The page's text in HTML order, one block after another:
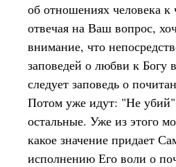
об отношениях человека к
отвечая на Ваш вопрос,
внимание, что
заповедей о любви к Богу
следует заповедь о
Потом уже идут: "Не
остальные. Уже из этого
какое значение придает
исполнению Его воли о